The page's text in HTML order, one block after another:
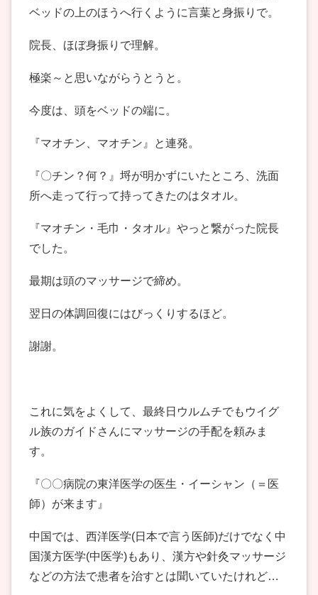
ベッドの上のほうへ行くように言葉と身振りで。
院長、ほぼ身振りで理解。
極楽～と思いながらうとうと。
今度は、頭をベッドの端に。
『マオチン、マオチン』と連発。
『〇チン？何？』埒が明かずにいたところ、洗面
所へ走って行って持ってきたのはタオル。
『マオチン・毛巾・タオル』やっと繋がった院長
でした。
最期は頭のマッサージで締め。
翌日の体調回復にはびっくりするほど。
謝謝。
これに気をよくして、最終日ウルムチでもウイグ
ル族のガイドさんにマッサージの手配を頼みま
す。
『〇〇病院の東洋医学の医生・イーシャン（＝医
師）が来ます』
中国では、西洋医学(日本で言う医師)だけでなく中
国漢方医学(中医学)もあり、漢方や針灸マッサージ
などの方法で患者を治すとは聞いていたけれど…